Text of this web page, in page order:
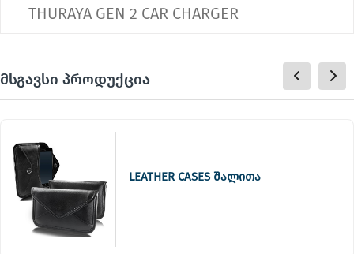
THURAYA GEN 2 CAR CHARGER
მსგავსი პროდუქცია
LEATHER CASES შალითა